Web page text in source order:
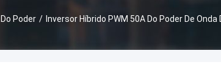
Inversor Do Poder / Inversor Híbrido PWM 50A Do Poder De